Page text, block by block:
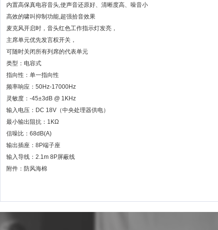
内置高保真电容音头,使声音还原好、清晰度高、噪音小
高效的啸叫抑制功能,超强拾音效果
麦克风开启时，音头红色工作指示灯发亮，
主席单元优先发言权开关，
可随时关闭所有列席的代表单元
类型：电容式
指向性：单一指向性
频率响应：50Hz-17000Hz
灵敏度：-45±3dB @ 1KHz
输入电压：DC 18V（中央处理器供电）
最小输出阻抗：1KΩ
信噪比：68dB(A)
输出插座：8P端子座
输入导线：2.1m 8P屏蔽线
附件：防风海棉